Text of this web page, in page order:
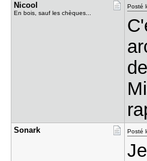
Nicool
En bois, sauf les chèques...
Posté
Sonark Posté